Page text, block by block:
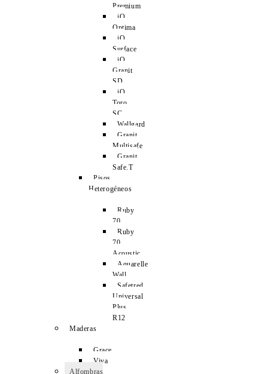
Premium
iQ
Optima
iQ
Surface
iQ
Granit
SD
iQ
Toro
SC
Wallgard
Granit
Multisafe
Granit
Safe.T
Pisos
Heterogéneos
Ruby
70
Ruby
70
Acoustic
Aquarelle
Wall
Safetred
Universal
Plus
R12
Maderas
Grace
Viva
Alfombras